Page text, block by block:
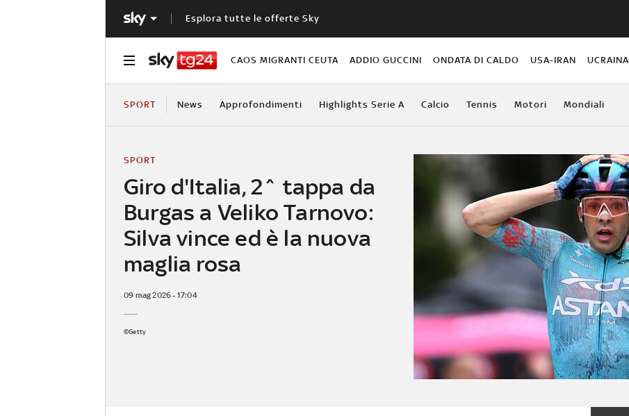
Esplora tutte le offerte Sky
CAOS MIGRANTI CEUTA ADDIO GUCCINI ONDATA DI CALDO USA-IRAN UCRAINA
SPORT News Approfondimenti Highlights Serie A Calcio Tennis Motori Mondiali
Giro d'Italia, 2^ tappa da
Burgas a Veliko Tarnovo:
Silva vince ed è la nuova
maglia rosa
SPORT
09 mag 2026 - 17:04
©Getty